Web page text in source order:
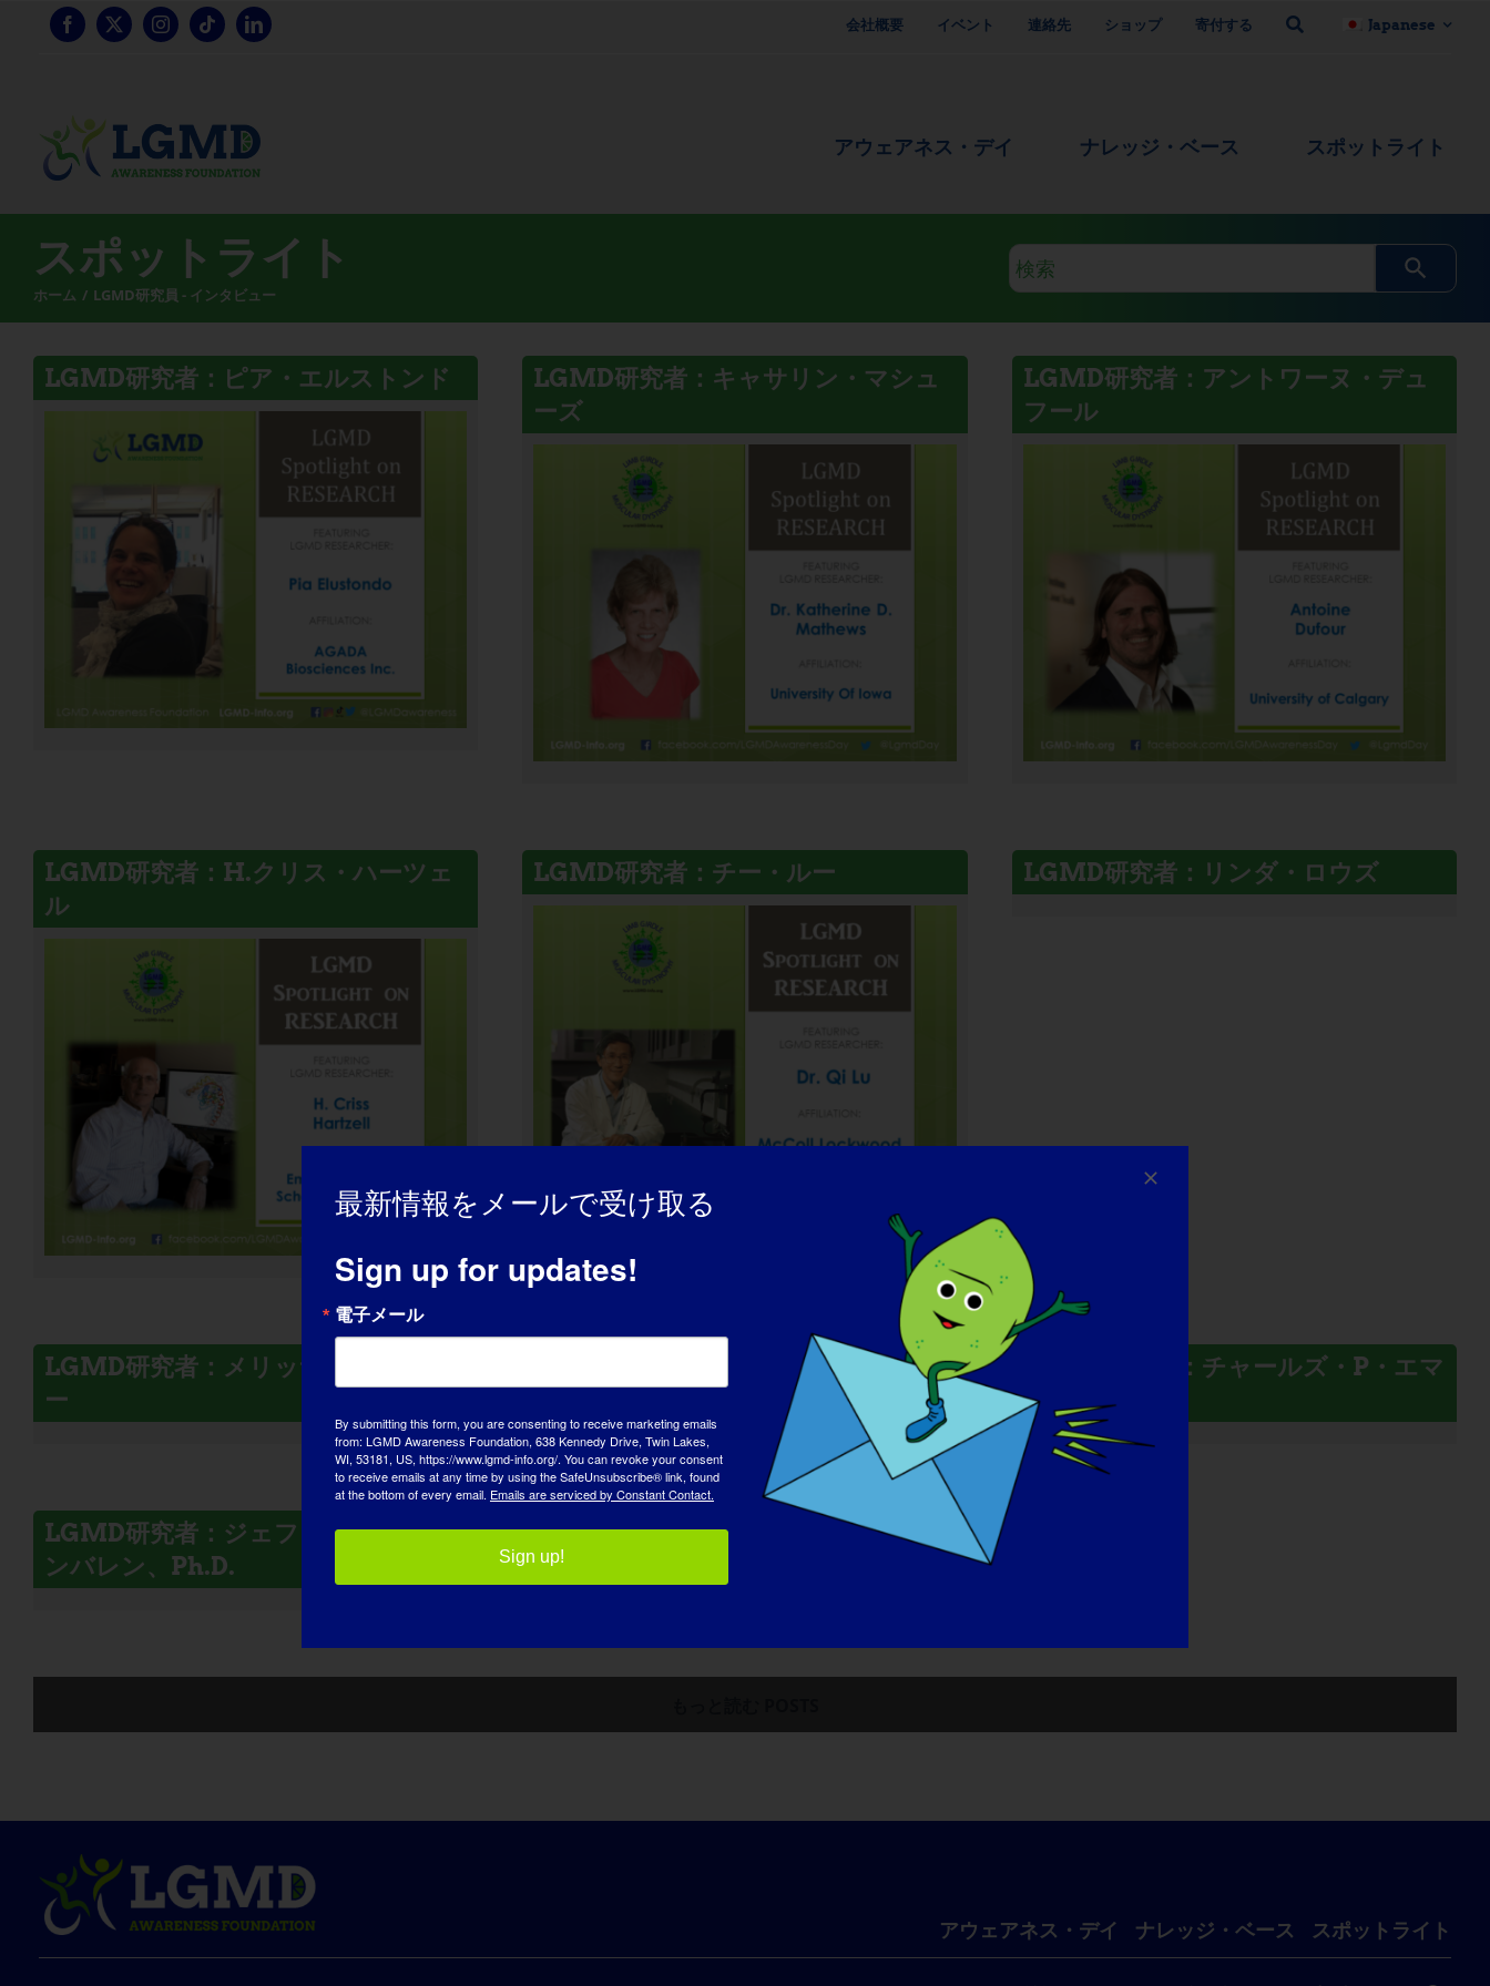
会社概要 イベント 連絡先 ショップ 寄付する Japanese
アウェアネス・デイ ナレッジ・ベース スポットライト
スポットライト
ホーム LGMD研究員 - インタビュー
検
索
ク
エ
リ
LGMD研究者：ピア・エルストンド
LGMD研究者：キャサリン・マシュ
ーズ
LGMD研究者：アントワーヌ・デュ
フール
LGMD研究者：H.クリス・ハーツェ
ル
LGMD研究者：チー・ルー LGMD研究者：リンダ・ロウズ
LGMD研究者：メリッサ・スペンサ
ー
LGMD研究者：マッティア・クアト
LGMD研究者：チャールズ・P・エマ
ーソンJr.
LGMD研究者：ジェフリー・S・チェ
ンバレン、Ph.D.
アウェアネス・デイ ナレッジ・ベース スポットライト
最新情報をメールで受け取る
Sign up for updates!
電子メール
By submitting this form, you are consenting to receive marketing emails
from: LGMD Awareness Foundation, 638 Kennedy Drive, Twin Lakes,
WI, 53181, US, https://www.lgmd-info.org/. You can revoke your consent
to receive emails at any time by using the SafeUnsubscribe® link, found
at the bottom of every email. Emails are serviced by Constant Contact.
Sign up!